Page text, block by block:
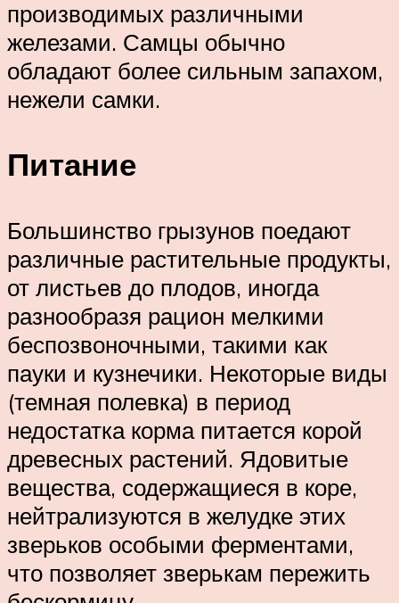
производимых различными
железами. Самцы обычно
обладают более сильным запахом,
нежели самки.
Питание
Большинство грызунов поедают
различные растительные продукты,
от листьев до плодов, иногда
разнообразя рацион мелкими
беспозвоночными, такими как
пауки и кузнечики. Некоторые виды
(темная полевка) в период
недостатка корма питается корой
древесных растений. Ядовитые
вещества, содержащиеся в коре,
нейтрализуются в желудке этих
зверьков особыми ферментами,
что позволяет зверькам пережить